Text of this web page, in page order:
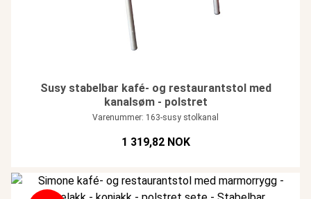
Susy stabelbar kafé- og restaurantstol med
kanalsøm - polstret
Varenummer: 163-susy stolkanal
1 319,82 NOK